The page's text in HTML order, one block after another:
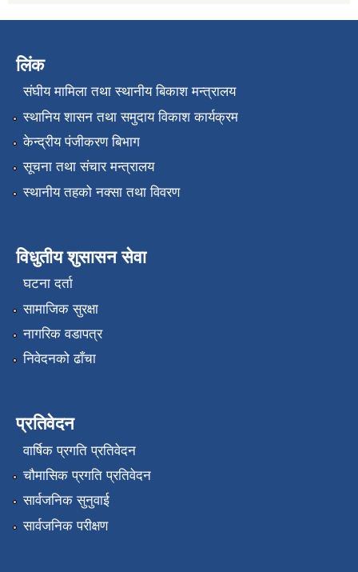
लिंक
संघीय मामिला तथा स्थानीय बिकाश मन्त्रालय
स्थानिय शासन तथा समुदाय विकाश कार्यक्रम
केन्द्रीय पंजीकरण बिभाग
सूचना तथा संचार मन्त्रालय
स्थानीय तहको नक्सा तथा विवरण
विधुतीय शुसासन सेवा
घटना दर्ता
सामाजिक सुरक्षा
नागरिक वडापत्र
निवेदनको ढाँचा
प्रतिवेदन
वार्षिक प्रगति प्रतिवेदन
चौमासिक प्रगति प्रतिवेदन
सार्वजनिक सुनुवाई
सार्वजनिक परीक्षण